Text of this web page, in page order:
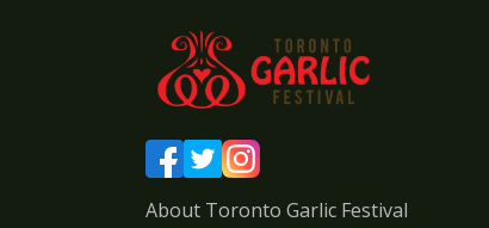
About Toronto Garlic Festival